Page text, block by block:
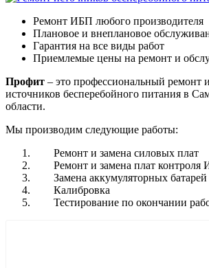
Ремонт ИБП любого производителя
Плановое и внеплановое
Гарантия на все виды работ
Приемлемые цены на ремонт и
Профит – это профессиональный ремонт
источников бесперебойного питания в
области.
Мы производим следующие работы:
Ремонт и замена силовых плат
Ремонт и замена плат контроля
Замена аккумуляторных батарей
Калибровка
Тестирование по окончании